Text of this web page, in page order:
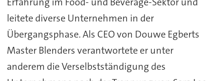
leitete diverse Unternehmen in der
Übergangsphase. Als CEO von Douwe Egberts
Master Blenders verantwortete er unter
anderem die Verselbstständigung des